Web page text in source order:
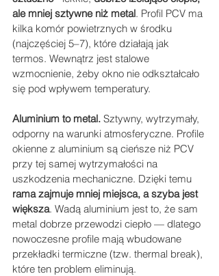
ale mniej sztywne niż metal. Profil PCV ma
kilka komór powietrznych w środku
(najczęściej 5–7), które działają jak
termos. Wewnątrz jest stalowe
wzmocnienie, żeby okno nie odkształcało
się pod wpływem temperatury.
Aluminium to metal. Sztywny, wytrzymały,
odporny na warunki atmosferyczne. Profile
okienne z aluminium są cieńsze niż PCV
przy tej samej wytrzymałości na
uszkodzenia mechaniczne. Dzięki temu
rama zajmuje mniej miejsca, a szyba jest
większa. Wadą aluminium jest to, że sam
metal dobrze przewodzi ciepło — dlatego
nowoczesne profile mają wbudowane
przekładki termiczne (tzw. thermal break),
które ten problem eliminują.